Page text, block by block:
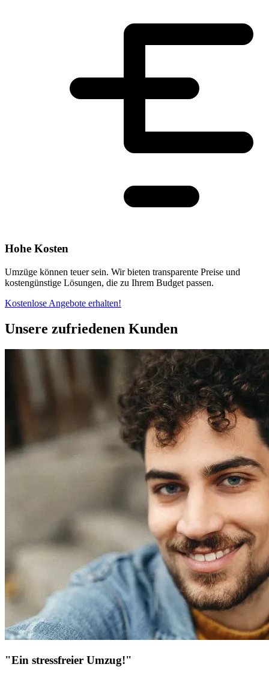
Hohe Kosten
Umzüge können teuer sein. Wir bieten transparente Preise und
kostengünstige Lösungen, die zu Ihrem Budget passen.
Kostenlose Angebote erhalten!
Unsere zufriedenen Kunden
"Ein stressfreier Umzug!"